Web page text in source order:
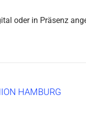
oder in Präsenz
HAMBURG